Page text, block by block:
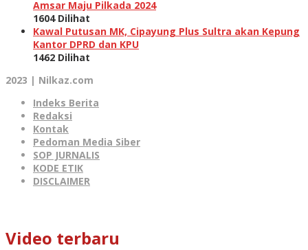
Amsar Maju Pilkada 2024
1604 Dilihat
Kawal Putusan MK, Cipayung Plus Sultra akan Kepung
Kantor DPRD dan KPU
1462 Dilihat
2023 | Nilkaz.com
Indeks Berita
Redaksi
Kontak
Pedoman Media Siber
SOP JURNALIS
KODE ETIK
DISCLAIMER
Video terbaru